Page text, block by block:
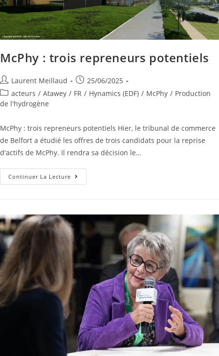
McPhy : trois repreneurs potentiels
Laurent Meillaud
25/06/2025
acteurs / Atawey / FR / Hynamics (EDF) / McPhy / Production
de l'hydrogène
McPhy : trois repreneurs potentiels Hier, le tribunal de commerce
de Belfort a étudié les offres de trois candidats pour la reprise
d'actifs de McPhy. Il rendra sa décision le…
Continuer La Lecture